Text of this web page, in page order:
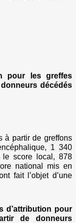
pour les greffes
décédés
à partir de greffons
1 340
le score local, 878
national mis en
fait l’objet d’une
d’attribution pour
de donneurs